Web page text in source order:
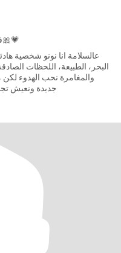
قلب رقيق و ذوق انثوي و لأحلام لا حدود لها🎀💗
عالسلامة انا نونو شخصية
والمغامرة نحب الهدوء
جديدة ونعيش تجارب مختلفة.